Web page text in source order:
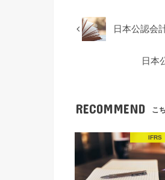
日本公認会
日本
RECOMMEND こ
IFRS